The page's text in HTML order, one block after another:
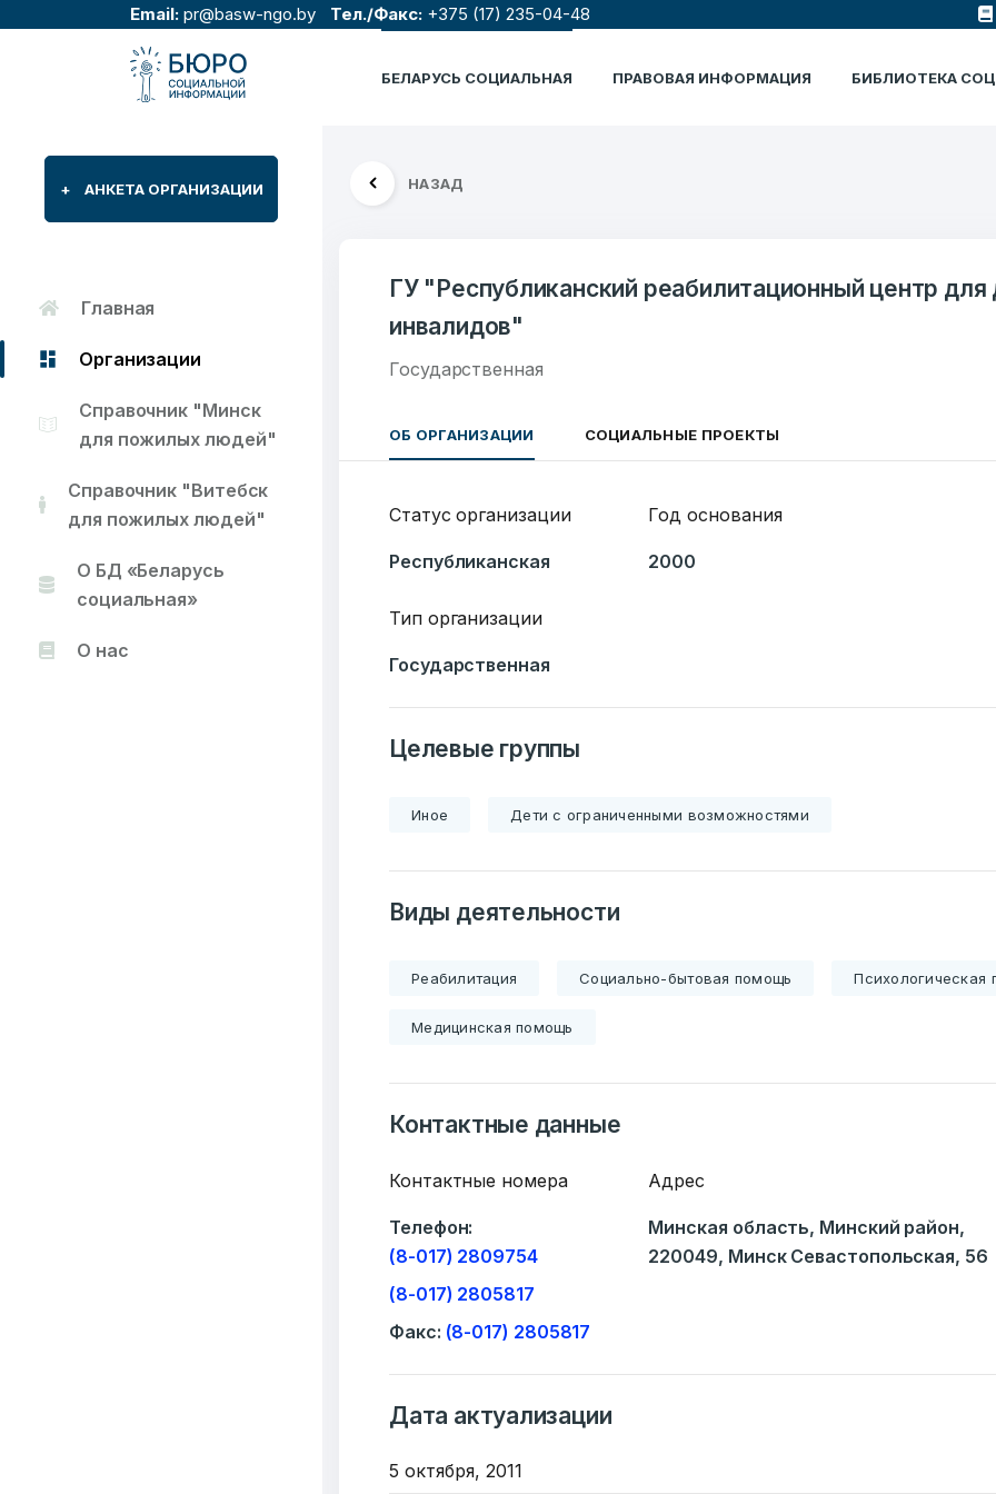
Email: pr@basw-ngo.by Тел./Факс: +375 (17) 235-04-48
БЕЛАРУСЬ СОЦИАЛЬНАЯ ПРАВОВАЯ ИНФОРМАЦИЯ БИБЛИОТЕКА
+ АНКЕТА ОРГАНИЗАЦИИ
Главная
Организации
Справочник "Минск
для пожилых людей"
Справочник "Витебск
для пожилых людей"
О БД «Беларусь
социальная»
О нас
НАЗАД
ГУ "Республиканский реабилитационный центр для
инвалидов"
Государственная
ОБ ОРГАНИЗАЦИИ СОЦИАЛЬНЫЕ ПРОЕКТЫ
Статус организации
Республиканская
Тип организации
Государственная
Год основания
2000
Целевые группы
Иное Дети с ограниченными возможностями
Виды деятельности
Реабилитация Социально-бытовая помощь Психологическая
Медицинская помощь
Контактные данные
Контактные номера
Телефон:
(8-017) 2809754
(8-017) 2805817
Факс: (8-017) 2805817
Адрес
Минская область, Минский район,
220049, Минск Севастопольская, 56
Дата актуализации
5 октября, 2011